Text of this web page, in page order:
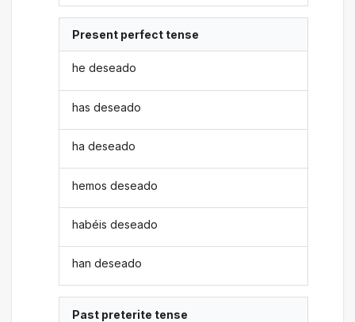
Present perfect tense
he deseado
has deseado
ha deseado
hemos deseado
habéis deseado
han deseado
Past preterite tense